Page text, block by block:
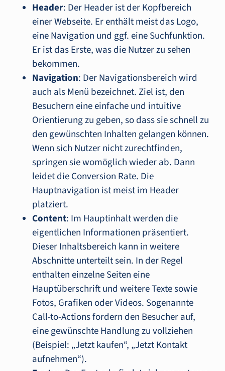
Header: Der Header ist der Kopfbereich
einer Webseite. Er enthält meist das Logo,
eine Navigation und ggf. eine Suchfunktion.
Er ist das Erste, was die Nutzer zu sehen
bekommen.
Navigation: Der Navigationsbereich wird
auch als Menü bezeichnet. Ziel ist, den
Besuchern eine einfache und intuitive
Orientierung zu geben, so dass sie schnell zu
den gewünschten Inhalten gelangen können.
Wenn sich Nutzer nicht zurechtfinden,
springen sie womöglich wieder ab. Dann
leidet die Conversion Rate. Die
Hauptnavigation ist meist im Header
platziert.
Content: Im Hauptinhalt werden die
eigentlichen Informationen präsentiert.
Dieser Inhaltsbereich kann in weitere
Abschnitte unterteilt sein. In der Regel
enthalten einzelne Seiten eine
Hauptüberschrift und weitere Texte sowie
Fotos, Grafiken oder Videos. Sogenannte
Call-to-Actions fordern den Besucher auf,
eine gewünschte Handlung zu vollziehen
(Beispiel: „Jetzt kaufen“, „Jetzt Kontakt
aufnehmen“).